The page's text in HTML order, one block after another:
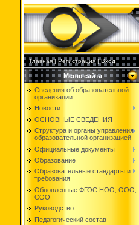
Главная|Регистрация|Вход
Меню сайта
Сведения об образовательной
организации
Новости
ОСНОВНЫЕ СВЕДЕНИЯ
Структура и органы управления
образовательной организацией
Официальные документы
Образование
Образовательные стандарты и
требования
Обновленные ФГОС НОО, ООО,
СОО
Руководство
Педагогический состав